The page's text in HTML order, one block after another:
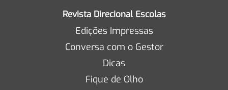
Revista Direcional Escolas
Edições Impressas
Conversa com o Gestor
Dicas
Fique de Olho